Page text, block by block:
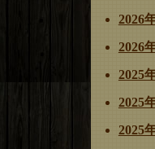
2026
2026
2025
2025
2025